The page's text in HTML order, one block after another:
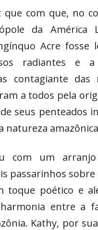
com que, no
da América
Acre fosse
radiantes e a
contagiante das
a todos pela
seus penteados
natureza
com um
passarinhos sobre
toque poético e
entre a
Kathy, por